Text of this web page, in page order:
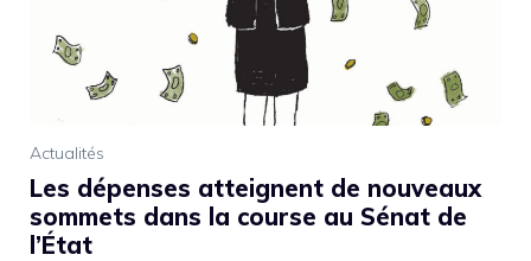
Actualités
Les dépenses atteignent de nouveaux
sommets dans la course au Sénat de
l’État